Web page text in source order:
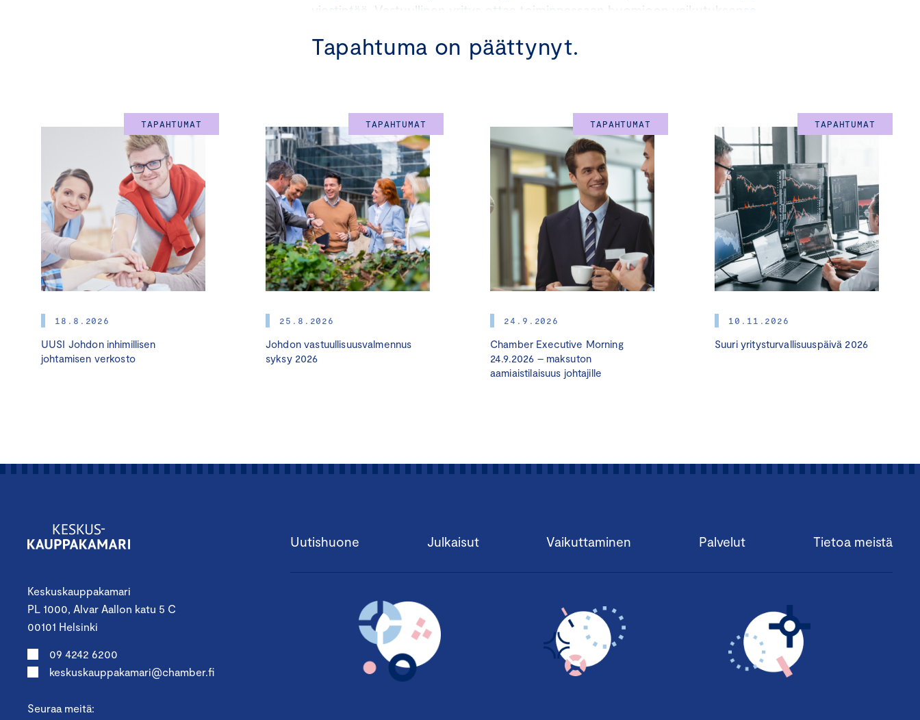
viestintää. Vastuullinen yritys ottaa toiminnassaan huomioon vaikutuksensa
edelläkävijä.
tutustut Keskuskauppakamarin ja kauppakamarien tarjoamiin vastuullisuuden
työkaluihin vastuullisuusasiantuntija
ja avainasiakaspäällikkö
Montinjohdolla.
Yritysten ilmastotyön tueksi Hiilijalanjälki laskettu -merkki,Ilmastositoumus
Hiilijalanjäljen laskentakoulutukset
Yritysten sosiaalisen vastuun tueksi
: Turvallinen, syrjimätön ja vastuullinen
organisaatio:Ihmisoikeussitoumus
Johdon koulutusohjelmat
Yritysjohdon vastuullisuusvalmennus
: neljä koulutusmoduulia, oman organisaation
olennaisuusarvio tärkeimmistä vastuullisuusteemoista, verkostoitumista ja sparrausta
monipuolisen osallistujajoukon kesken
pk-yrityksen vastuullisuusvalmennus
Tietoisku on maksuton, mutta edellyttää ennakkoilmoittautumista. Tietoiskussa on
Tapahtuma on päättynyt.
TAPAHTUMAT
18.8.2026
UUSI Johdon inhimillisen
johtamisen verkosto
TAPAHTUMAT
25.8.2026
Johdon vastuullisuusvalmennus
syksy 2026
TAPAHTUMAT
24.9.2026
Chamber Executive Morning
24.9.2026 – maksuton
aamiaistilaisuus johtajille
TAPAHTUMAT
10.11.2026
Suuri yritysturvallisuuspäivä 2026
Keskuskauppakamari
PL 1000, Alvar Aallon katu 5 C
00101 Helsinki
09 4242 6200
keskuskauppakamari@chamber.fi
Seuraa meitä:
Uutishuone Julkaisut Vaikuttaminen Palvelut Tietoa meistä